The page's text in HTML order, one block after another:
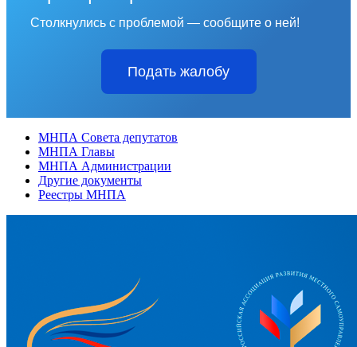
Столкнулись с проблемой — сообщите о ней!
Подать жалобу
МНПА Совета депутатов
МНПА Главы
МНПА Администрации
Другие документы
Реестры МНПА